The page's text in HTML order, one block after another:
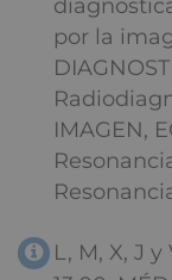
por la
IMAGEN,
L, M, X, J